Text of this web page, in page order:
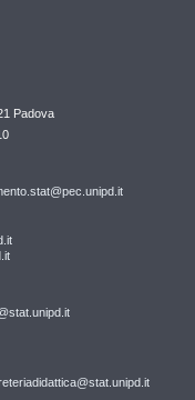
Padova